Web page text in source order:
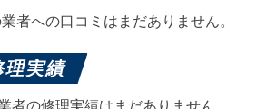
者への口コミはまだありません。
理実績
者の修理実績はまだありません。